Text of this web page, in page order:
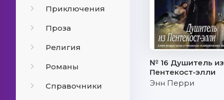
Приключения
Проза
Религия
Романы
Справочники
№ 16 Душитель из
Пентекост-элли
Энн Перри